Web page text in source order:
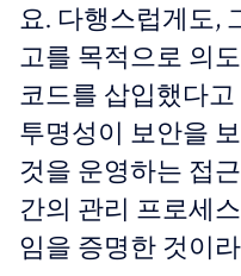
요. 다행스럽게도,
고를 목적으로 의
코드를 삽입했다
투명성이 보안을
것을 운영하는 접
간의 관리 프로세
임을 증명한 것이